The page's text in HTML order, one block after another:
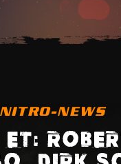
NITRO-NEWS